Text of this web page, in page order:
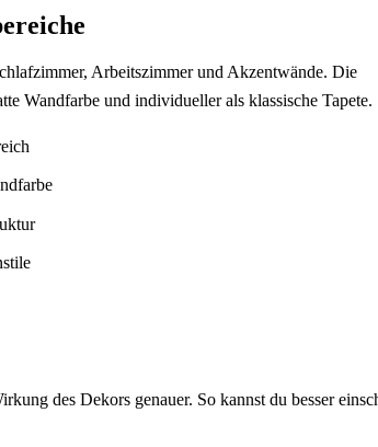
Arbeitszimmer und Akzentwände. Die
Wandfarbe und individueller als klassische Tapete.
des Dekors genauer. So kannst du besser